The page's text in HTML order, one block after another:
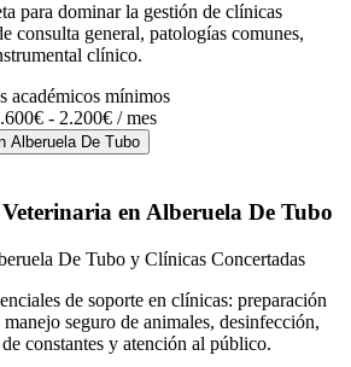
para dominar la gestión de clínicas
consulta general, patologías comunes,
clínico.
académicos mínimos
- 2.200€ / mes
Alberuela De Tubo
en Alberuela De Tubo
De Tubo y Clínicas Concertadas
de soporte en clínicas: preparación
seguro de animales, desinfección,
constantes y atención al público.